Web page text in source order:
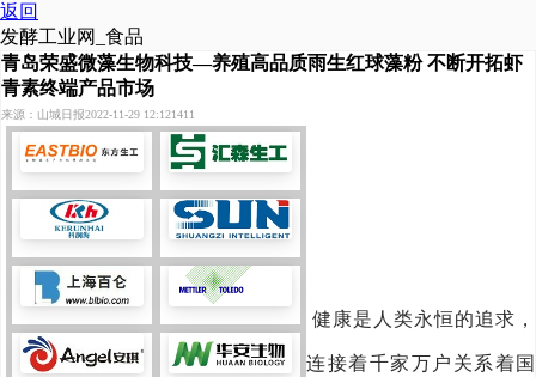
返回
发酵工业网_食品
青岛荣盛微藻生物科技—养殖高品质雨生红球藻粉 不断开拓虾
青素终端产品市场
来源：山城日报2022-11-29 12:121411
健康是人类永恒的追求，
连接着千家万户关系着国